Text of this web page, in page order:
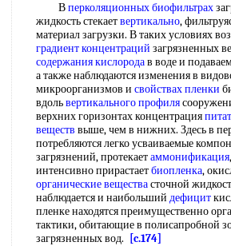
Вперколяционных биофильтрах
жидкость стекаетвертикально,
материал загрузки. В таких условиях
градиент концентраций загрязненных
содержания кислородав воде и
а также наблюдаются изменения в
микроорганизмов и свойствах пленки
вдольвертикального профиля
верхних горизонтах концентрация
веществ выше, чем в нижних. Здесь в
потребляются легко усваиваемые
загрязнений, протекаетаммонификация
интенсивно прирастаетбиопленка,
органические веществасточной
наблюдается и наибольший дефицит
пленке находятся преимущественно
тактики, обитающие в полисапробной
загрязненных вод.
[c.174]